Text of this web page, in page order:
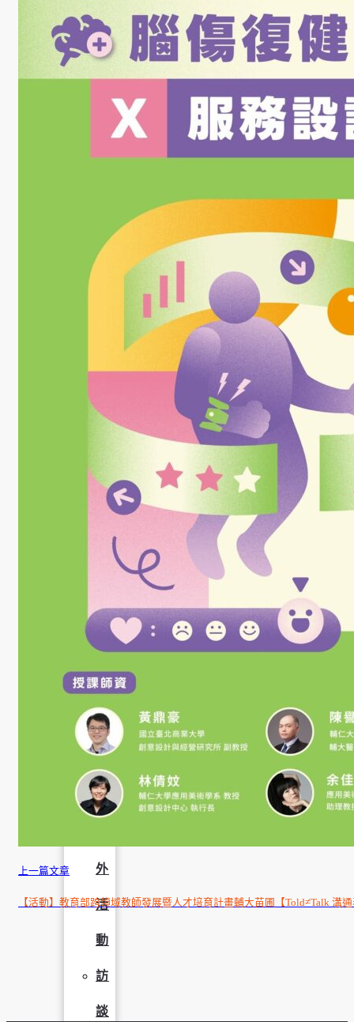
師資陣
容
課程資
訊
學
責
任
專
區
果
呈
現
生
外
活
動
訪
談
上一篇文章
【活動】教育部跨領域教師發展暨人才培育計畫輔大苗圃【Told≠Talk 溝